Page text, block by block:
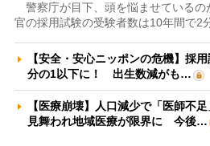
警察庁が目下、頭を悩ませているの
官の採用試験の受験者数は10年間で2
【安全・安心ニッポンの危機】採
分の1以下に！ 出生数減がも…
【医療崩壊】人口減少で「医師不
見舞われ地域医療が限界に 今後…